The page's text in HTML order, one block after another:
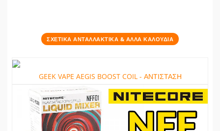
ΣΧΕΤΙΚΑ ΑΝΤΑΛΛΑΚΤΙΚΑ & ΑΛΛΑ ΚΑΛΟΥΔΙΑ
GEEK VAPE AEGIS BOOST COIL - ΑΝΤΙΣΤΑΣΗ